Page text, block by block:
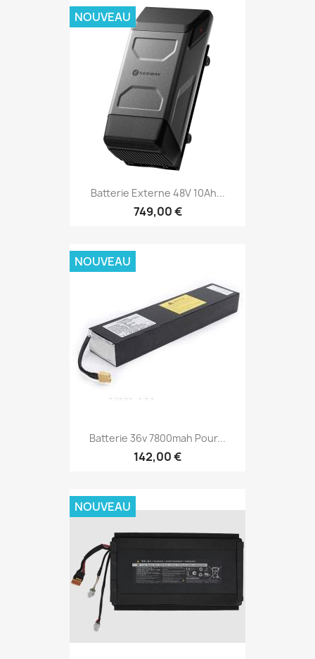
Batterie Externe 48V 10Ah...
749,00 €
NOUVEAU
Batterie 36v 7800mah Pour...
142,00 €
NOUVEAU
NOUVEAU